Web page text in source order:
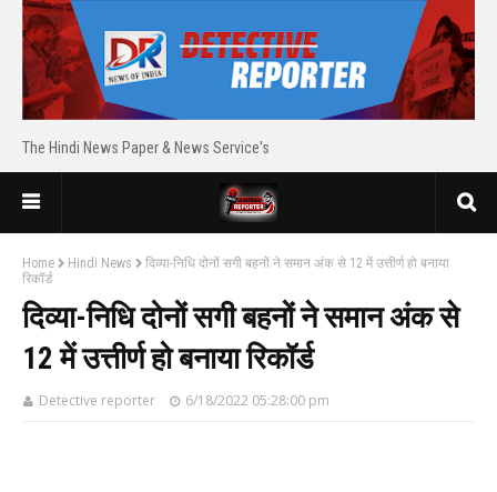
The Hindi News Paper & News Service's
Home Hindi News
दिव्या-निधि दोनों सगी बहनों ने समान अंक से 12 में उत्तीर्ण हो बनाया
रिकॉर्ड
दिव्या-निधि दोनों सगी बहनों ने समान अंक से
12 में उत्तीर्ण हो बनाया रिकॉर्ड
Detective reporter 6/18/2022 05:28:00 pm